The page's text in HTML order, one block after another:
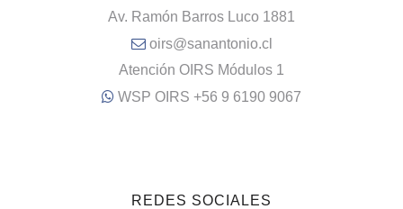
Av. Ramón Barros Luco 1881
oirs@sanantonio.cl
Atención OIRS Módulos 1
WSP OIRS +56 9 6190 9067
REDES SOCIALES